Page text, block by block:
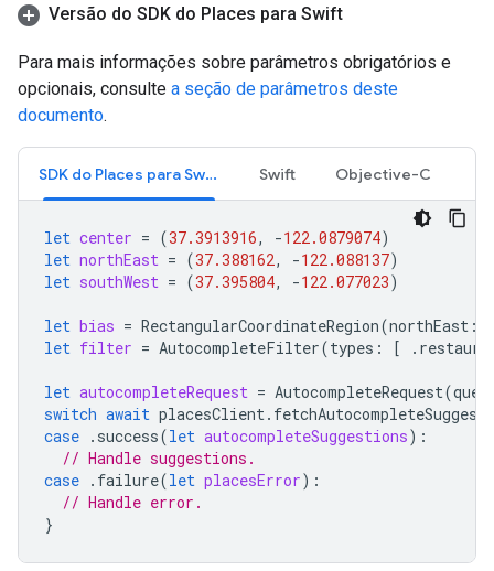
Versão do SDK do Places para Swift
Para mais informações sobre parâmetros obrigatórios e
opcionais, consulte a seção de parâmetros deste
documento.
SDK do Places para Swift Swift Objective-C
let center = (37.3913916, -122.0879074)
let northEast = (37.388162, -122.088137)
let southWest = (37.395804, -122.077023)
let bias = RectangularCoordinateRegion(northEast :
let filter = AutocompleteFilter(types : [ .
let autocompleteRequest = AutocompleteRequest(
switch await placesClient.
case . success(let autocompleteSuggestions):
// Handle suggestions.
case . failure(let placesError):
// Handle error.
}